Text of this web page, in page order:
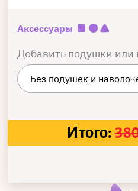
Аксессуары
Добавить подушки или
Итого: